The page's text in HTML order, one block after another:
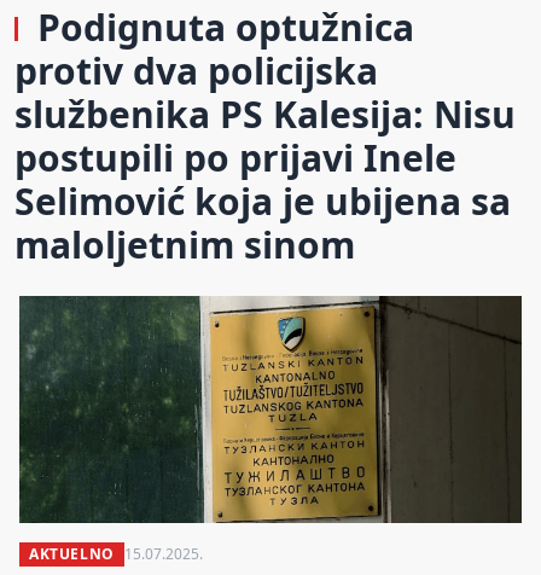
Podignuta optužnica
protiv dva policijska
službenika PS Kalesija: Nisu
postupili po prijavi Inele
Selimović koja je ubijena sa
maloljetnim sinom
AKTUELNO 15.07.2025.